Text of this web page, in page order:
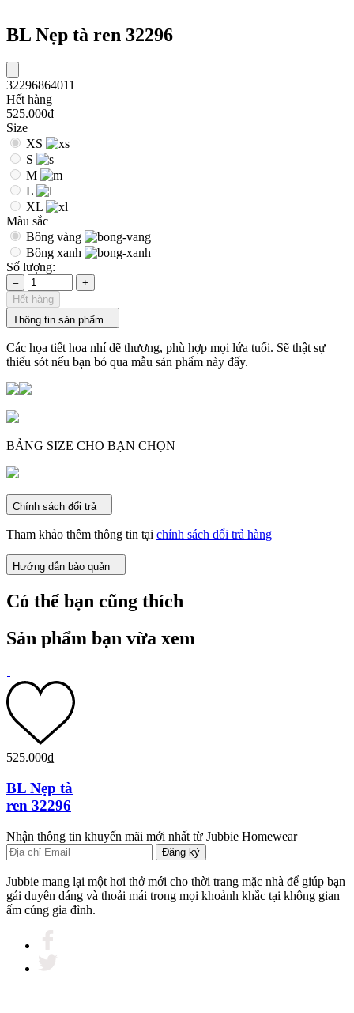
BL Nẹp tà ren 32296
32296864011
Hết hàng
525.000₫
Size
XS
S
M
L
XL
Màu sắc
Bông vàng
Bông xanh
Số lượng:
–
+
Hết hàng
Thông tin sản phẩm
Các họa tiết hoa nhí dẽ thương, phù hợp mọi lứa tuổi. Sẽ thật sự
thiếu sót nếu bạn bỏ qua mẫu sản phẩm này đấy.
BẢNG SIZE CHO BẠN CHỌN
Chính sách đổi trả
Tham khảo thêm thông tin tại chính sách đổi trả hàng
Hướng dẫn bảo quản
Có thể bạn cũng thích
Sản phẩm bạn vừa xem
525.000₫
BL Nẹp tà
ren 32296
Nhận thông tin khuyến mãi mới nhất từ Jubbie Homewear
Đăng ký
Jubbie mang lại một hơi thở mới cho thời trang mặc nhà để giúp bạn
gái duyên dáng và thoải mái trong mọi khoảnh khắc tại không gian
ấm cúng gia đình.